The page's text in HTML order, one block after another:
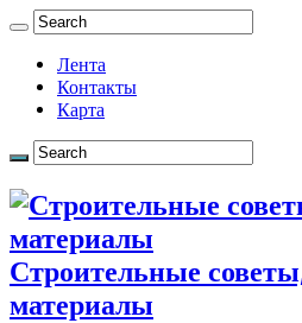
Лента
Контакты
Карта
Строительные
материалы